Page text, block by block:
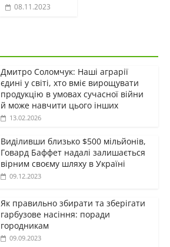
08.11.2023
Дмитро Соломчук: Наші аграрії
єдині у світі, хто вміє вирощувати
продукцію в умовах сучасної війни
й може навчити цього інших
13.02.2026
Виділивши близько $500 мільйонів,
Говард Баффет надалі залишається
вірним своєму шляху в Україні
09.12.2023
Як правильно збирати та зберігати
гарбузове насіння: поради
городникам
09.09.2023